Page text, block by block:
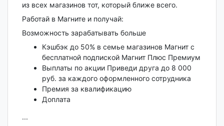
из всех магазинов тот, который ближе всего.
Работай в Магните и получай:
Возможность зарабатывать больше
Кэшбэк до 50% в семье магазинов Магнит с
бесплатной подпиской Магнит Плюс Премиум
Выплаты по акции Приведи друга до 8 000
руб. за каждого оформленного сотрудника
Премия за квалификацию
Доплата
...